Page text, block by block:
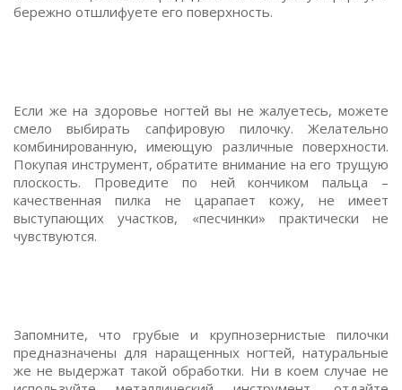
бережно отшлифуете его поверхность.
Если же на здоровье ногтей вы не жалуетесь, можете
смело выбирать сапфировую пилочку. Желательно
комбинированную, имеющую различные поверхности.
Покупая инструмент, обратите внимание на его трущую
плоскость. Проведите по ней кончиком пальца –
качественная пилка не царапает кожу, не имеет
выступающих участков, «песчинки» практически не
чувствуются.
Запомните, что грубые и крупнозернистые пилочки
предназначены для наращенных ногтей, натуральные
же не выдержат такой обработки. Ни в коем случае не